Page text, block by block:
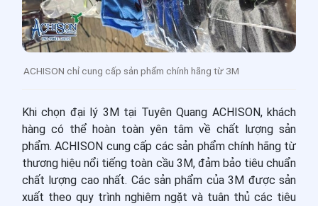
ACHISON chỉ cung cấp sản phẩm chính hãng từ 3M
Khi chọn đại lý 3M tại Tuyên Quang ACHISON, khách
hàng có thể hoàn toàn yên tâm về chất lượng sản
phẩm. ACHISON cung cấp các sản phẩm chính hãng từ
thương hiệu nổi tiếng toàn cầu 3M, đảm bảo tiêu chuẩn
chất lượng cao nhất. Các sản phẩm của 3M được sản
xuất theo quy trình nghiêm ngặt và tuân thủ các tiêu